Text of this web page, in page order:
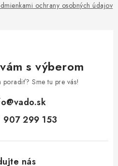
ochrany osobných údajov
s výberom
poradiť? Sme tu pre vás!
@vado.sk
907 299 153